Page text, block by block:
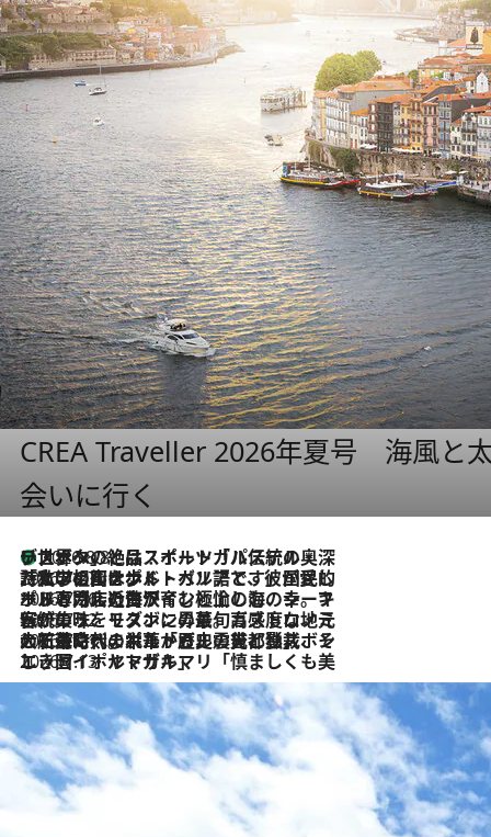
CREA Traveller 2026年夏号 海風と
会いに行く
2026.8.8
リスボンの絶品スイーツ「パステル・デ・ナタ」とは？ポルトガル伝統の奥深い世界へ
2026.7.27
「私の祖国はポルトガル語です」国民的詩人フェルナンド・ペソアと、彼が愛した文学の街を歩く
2026.7.26
ポルトガル近海が育む極上の海の幸。キリリと冷えた白ワインと愉しむ、シーフード専門店の贅沢
2026.7.22
伝統の味をモダンに昇華。高感度な地元客が集う、リスボンの最旬ガストロノミー
2026.7.21
大航海時代の栄華から、震災、独裁、そして革命へ。ポルトガル・首都リスボンの石畳に刻まれた「歴史の光と影」
2026.7.13
エッセイ・ヤマザキマリ「慎ましくも美しき国 ポルトガル」